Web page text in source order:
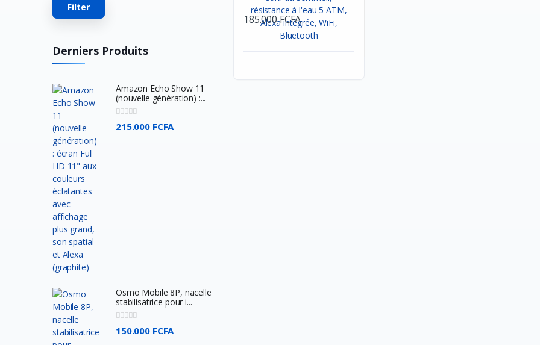
Turtle Beach
Veger
Western Digital
Comfast
Acer
SkullCandy
BOSE
SONY
Beats ELectronics
TP-Link
Philips
HyperX
Filter
Derniers Produits
Amazon Echo Show 11
(nouvelle génération) :...
215.000 FCFA
Osmo Mobile 8P, nacelle
stabilisatrice pour i...
150.000 FCFA
185.000 FCFA